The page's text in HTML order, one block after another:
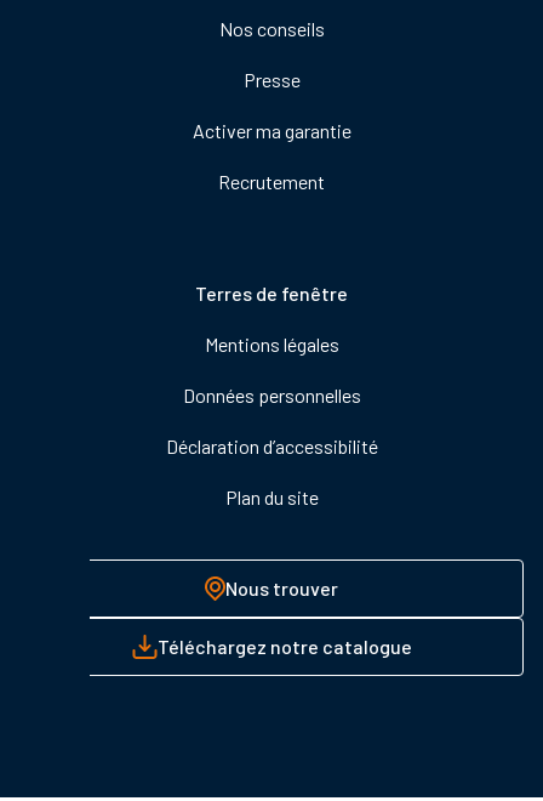
Nos conseils
Presse
Activer ma garantie
Recrutement
Terres de fenêtre
Mentions légales
Données personnelles
Déclaration d’accessibilité
Plan du site
Nous trouver
Téléchargez notre catalogue